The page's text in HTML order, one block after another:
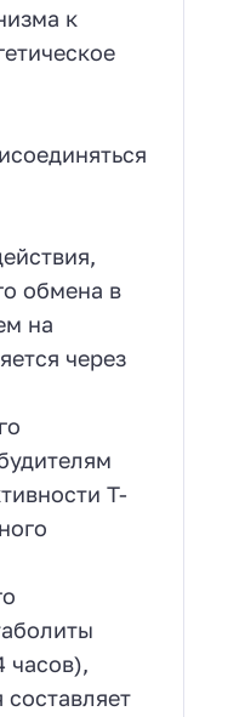
к
обмена в
на
через
Т-
часов),